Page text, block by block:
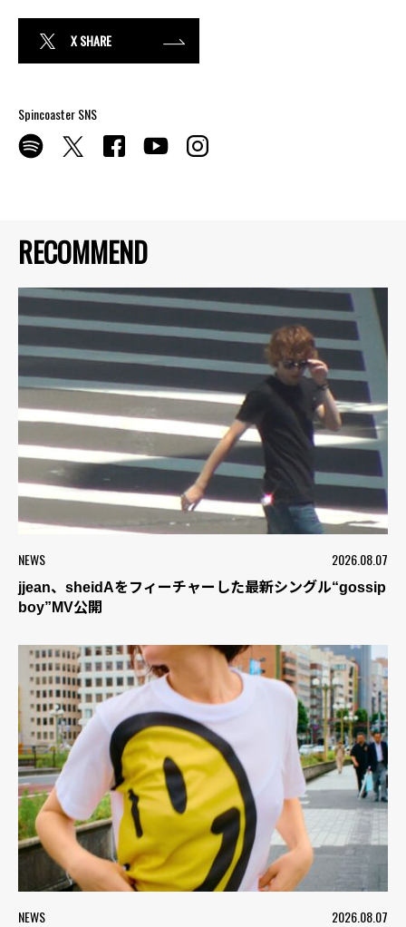
RECOMMEND
NEWS 2026.08.07
jjean、sheidAをフィーチャーした最新シングル“gossip
boy”MV公開
NEWS 2026.08.07
X SHARE
Spincoaster SNS